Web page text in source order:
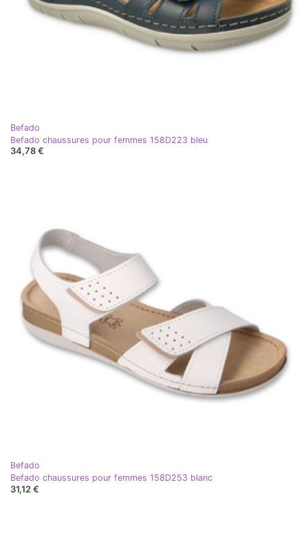
Befado
Befado chaussures pour femmes 158D223 bleu
34,78 €
Befado
Befado chaussures pour femmes 158D253 blanc
31,12 €